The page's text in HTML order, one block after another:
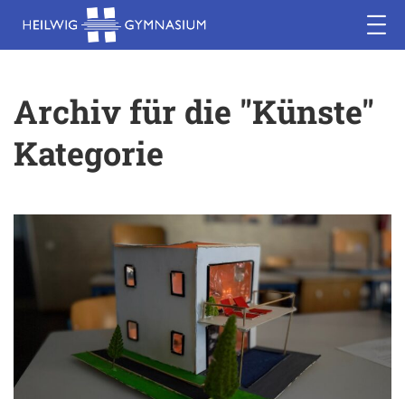
Archiv für die "Künste"
Kategorie